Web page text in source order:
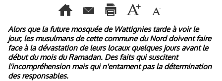
Alors que la future mosquée de Wattignies tarde à voir le
jour, les musulmans de cette commune du Nord doivent faire
face à la dévastation de leurs locaux quelques jours avant le
début du mois du Ramadan. Des faits qui suscitent
l'incompréhension mais qui n'entament pas la détermination
des responsables.